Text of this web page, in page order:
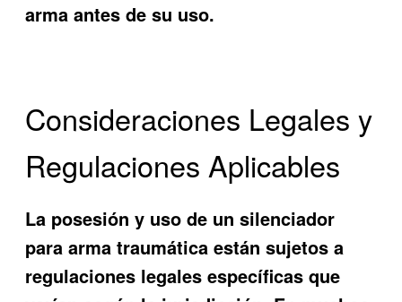
arma antes de su uso.
Consideraciones Legales y
Regulaciones Aplicables
La posesión y uso de un silenciador
para arma traumática están sujetos a
regulaciones legales específicas que